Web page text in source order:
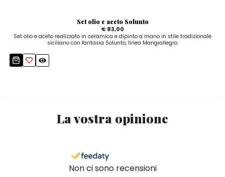
Set olio e aceto Solunto
€ 83,00
Set olio e aceto realizzato in ceramica e dipinto a mano in stile tradizionale
siciliano con fantasia Solunto, linea Mangiallegro.
La vostra opinione
Non ci sono recensioni